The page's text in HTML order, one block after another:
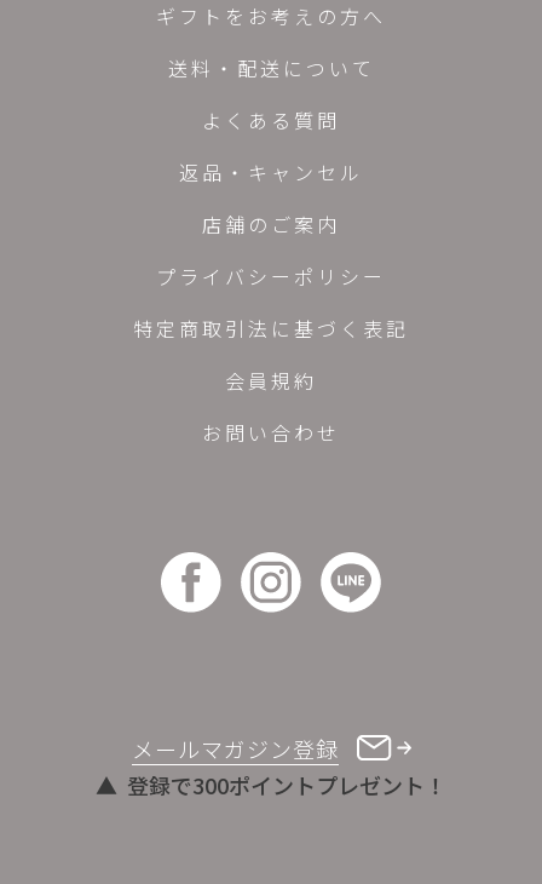
メールマガジン登録
登録で300ポイントプレゼント！
ギフトをお考えの方へ
送料・配送について
よくある質問
返品・キャンセル
店舗のご案内
プライバシーポリシー
特定商取引法に基づく表記
会員規約
お問い合わせ